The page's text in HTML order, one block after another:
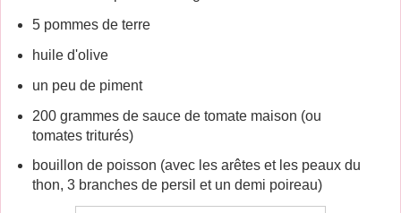
5 pommes de terre
huile d'olive
un peu de piment
200 grammes de sauce de tomate maison (ou
tomates triturés)
bouillon de poisson (avec les arêtes et les peaux du
thon, 3 branches de persil et un demi poireau)